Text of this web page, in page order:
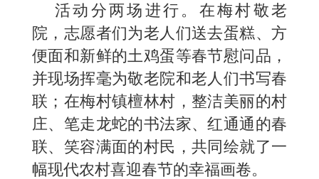
活动分两场进行。在梅村敬老
院，志愿者们为老人们送去蛋糕、方
便面和新鲜的土鸡蛋等春节慰问品，
并现场挥毫为敬老院和老人们书写春
联；在梅村镇檀林村，整洁美丽的村
庄、笔走龙蛇的书法家、红通通的春
联、笑容满面的村民，共同绘就了一
幅现代农村喜迎春节的幸福画卷。